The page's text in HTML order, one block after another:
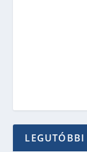
LEGUTÓBBI